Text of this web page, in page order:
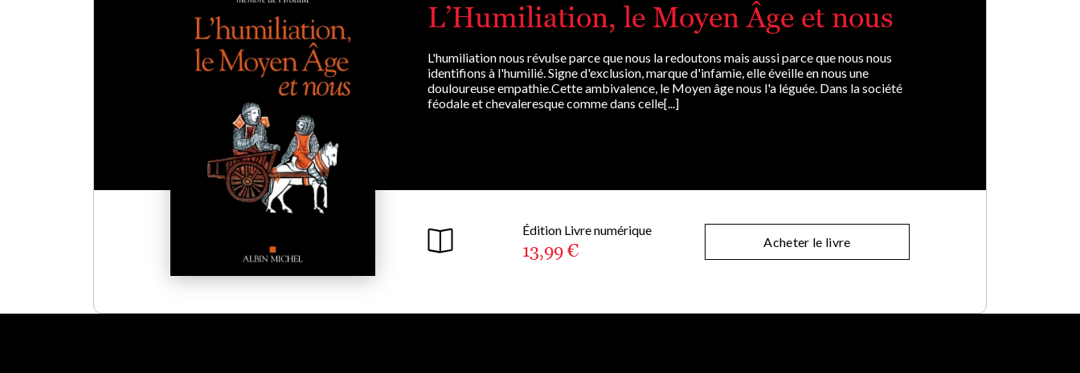
L’Humiliation, le Moyen Âge et nous
L'humiliation nous révulse parce que nous la redoutons mais aussi parce que nous nous
identifions à l'humilié. Signe d'exclusion, marque d'infamie, elle éveille en nous une
douloureuse empathie.Cette ambivalence, le Moyen âge nous l'a léguée. Dans la société
féodale et chevaleresque comme dans celle[...]
Édition Livre numérique
13,99 € Acheter le livre